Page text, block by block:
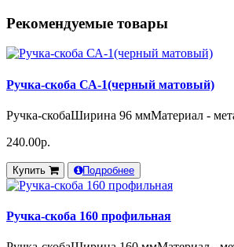
Рекомендуемые товары
Ручка-скоба СА-1(черный матовый)
Ручка-скобаШирина 96 ммМатериал -
240.00р.
Купить Подробнее
Ручка-скоба 160 профильная